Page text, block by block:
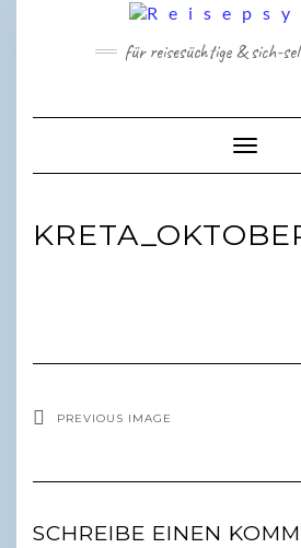
für reisesüchtige & sich-
Toggle
PREVIOUS IMAGE
SCHREIBE EINEN